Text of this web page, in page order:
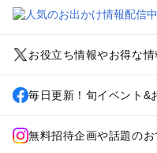
お役立ち情報やお得な
毎日更新！旬イベント&
無料招待企画や話題のお